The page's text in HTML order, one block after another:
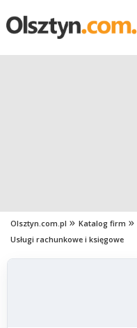
Olsztyn.com.pl Katalog firm
Usługi rachunkowe i księgowe